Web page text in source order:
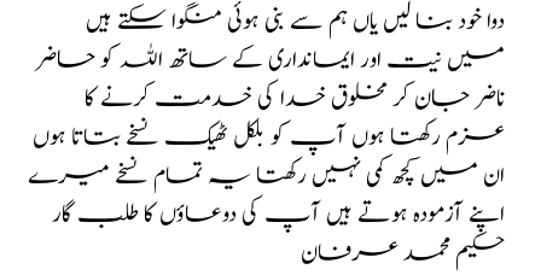
دوا خود بنا لیں یاں ہم سے بنی ہوئی منگوا سکتے ہیں
میں نیت اور ایمانداری کے ساتھ اللہ کو حاضر
ناضر جان کر مخلوق خدا کی خدمت کرنے کا
عزم رکھتا ہوں آپ کو بلکل ٹھیک نسخے بتاتا ہوں
ان میں کچھ کمی نہیں رکھتا یہ تمام نسخے میرے
اپنے آزمودہ ہوتے ہیں آپ کی دوعاؤں کا طلب گار
حکیم محمد عرفان